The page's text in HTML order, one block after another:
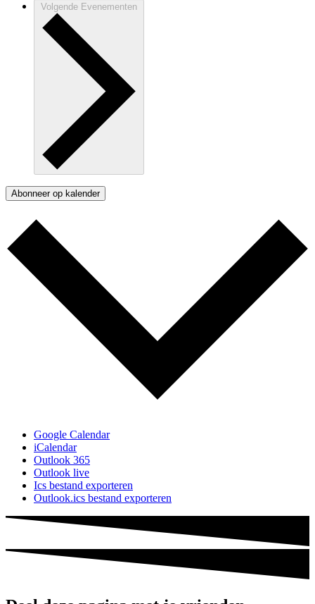
Volgende Evenementen
Abonneer op kalender
Google Calendar
iCalendar
Outlook 365
Outlook live
Ics bestand exporteren
Outlook.ics bestand exporteren